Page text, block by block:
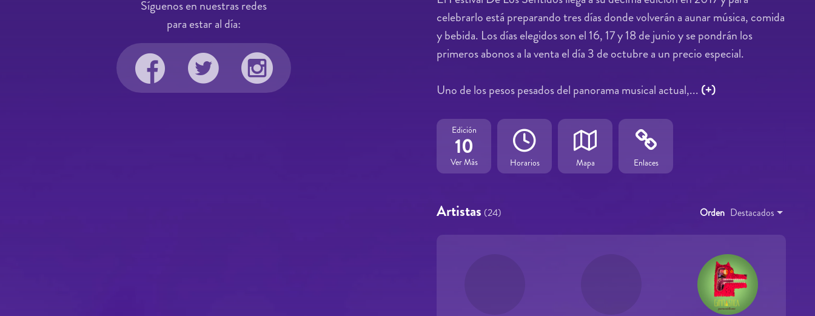
celebrarlo está preparando tres días donde volverán a aunar música, comida
y bebida. Los días elegidos son el 16, 17 y 18 de junio y se pondrán los
primeros abonos a la venta el día 3 de octubre a un precio especial.
Uno de los pesos pesados del panorama musical actual,... (+)
Edición
10
Ver Más Horarios Mapa Enlaces
Artistas (24) Orden Destacados
Síguenos en nuestras redes
para estar al día: